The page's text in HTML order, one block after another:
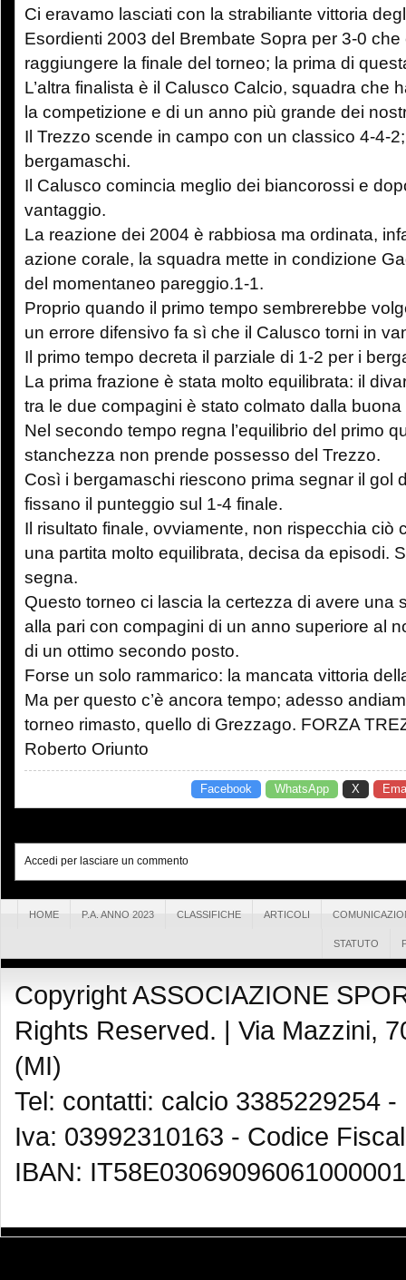
Ci eravamo lasciati con la strabiliante vittoria
Esordienti 2003 del Brembate Sopra per 3-0
raggiungere la finale del torneo; la prima di
L’altra finalista è il Calusco Calcio, squadra che
la competizione e di un anno più grande dei
Il Trezzo scende in campo con un classico 4-4-
bergamaschi.
Il Calusco comincia meglio dei biancorossi e
vantaggio.
La reazione dei 2004 è rabbiosa ma ordinata,
azione corale, la squadra mette in condizione
del momentaneo pareggio.1-1.
Proprio quando il primo tempo sembrerebbe
un errore difensivo fa sì che il Calusco torni in
Il primo tempo decreta il parziale di 1-2 per i
La prima frazione è stata molto equilibrata: il
tra le due compagini è stato colmato dalla
Nel secondo tempo regna l’equilibrio del primo
stanchezza non prende possesso del Trezzo.
Così i bergamaschi riescono prima segnar il gol
fissano il punteggio sul 1-4 finale.
Il risultato finale, ovviamente, non rispecchia ciò
una partita molto equilibrata, decisa da episodi.
segna.
Questo torneo ci lascia la certezza di avere una
alla pari con compagini di un anno superiore al
di un ottimo secondo posto.
Forse un solo rammarico: la mancata vittoria
Ma per questo c’è ancora tempo; adesso
torneo rimasto, quello di Grezzago. FORZA
Roberto Oriunto
Facebook WhatsApp X
Accedi per lasciare un commento
HOME P.A. ANNO 2023 CLASSIFICHE ARTICOLI
STATUTO
Copyright ASSOCIAZIONE
Rights Reserved. | Via Mazzini,
(MI)
Tel: contatti: calcio 3385229254
Iva: 03992310163 - Codice
IBAN: